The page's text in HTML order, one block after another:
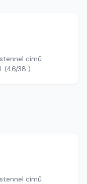
című
(46/38.)
című